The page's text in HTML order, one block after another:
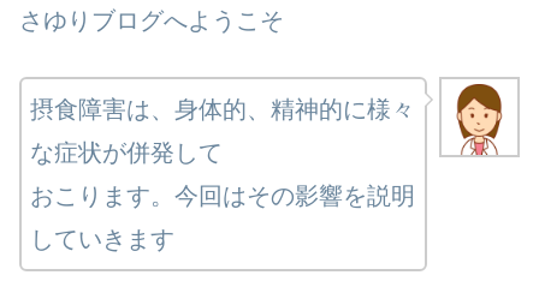
さゆりブログへようこそ
摂食障害は、身体的、精神的に様々
な症状が併発して
おこります。今回はその影響を説明
していきます